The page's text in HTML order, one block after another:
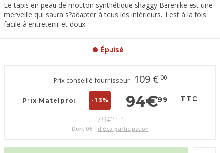
Le tapis en peau de mouton synthétique shaggy Berenike est une
merveille qui saura s?adapter à tous les intérieurs. Il est à la fois
facile à entretenir et doux.
Épuisé
Prix conseillé fournisseur : 109 € 00
Prix Matelpro: -13% 94€99 TTC
79€16 HT
Dont 0€00 d'éco-participation